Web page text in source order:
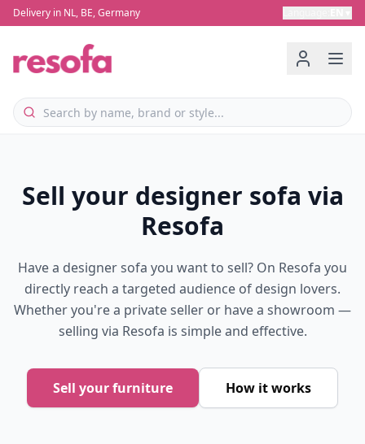
Delivery in NL, BE, Germany
Sell your designer sofa via
Resofa
Have a designer sofa you want to sell? On Resofa you
directly reach a targeted audience of design lovers.
Whether you're a private seller or have a showroom —
selling via Resofa is simple and effective.
Sell your furniture How it works